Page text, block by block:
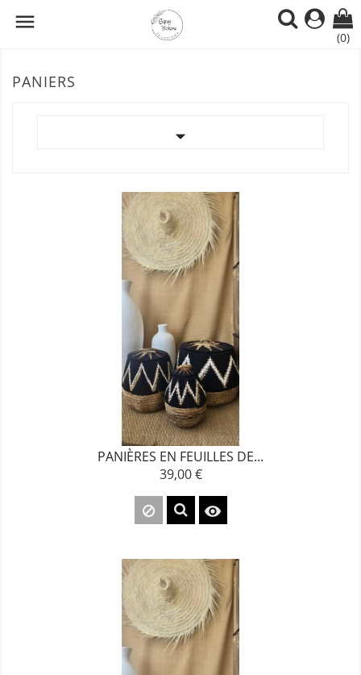

(0)
PANIERS

PANIÈRES EN FEUILLES DE...
Prix
39,00 €
